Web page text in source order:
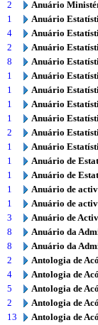
2
Anuário
1
Anuário
4
Anuário
2
Anuário
8
Anuário
1
Anuário
1
Anuário
1
Anuário
1
Anuário
2
Anuário
1
Anuário
1
Anuário de
1
Anuário de
1
Anuário de
1
Anuário de
3
Anuário de
8
Anuário da
8
Anuário da
2
Antologia de
4
Antologia de
5
Antologia de
2
Antologia de
13
Antologia de